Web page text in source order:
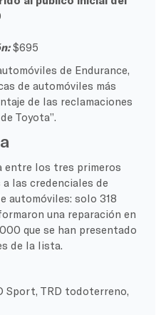
$695
de Endurance,
de automóviles más
de las reclamaciones
Toyota”.
entre los tres primeros
las credenciales de
automóviles: solo 318
una reparación en
que se han presentado
de la lista.
Sport, TRD todoterreno,